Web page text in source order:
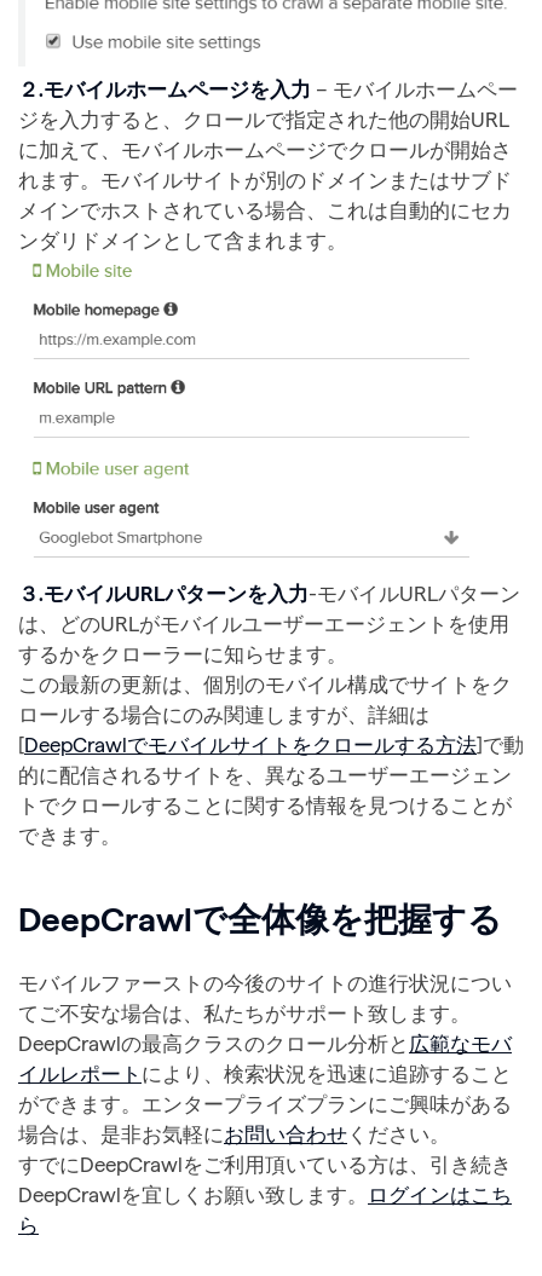
２.モバイルホームページを入力 – モバイルホームペー
ジを入力すると、クロールで指定された他の開始URL
に加えて、モバイルホームページでクロールが開始さ
れます。モバイルサイトが別のドメインまたはサブド
メインでホストされている場合、これは自動的にセカ
ンダリドメインとして含まれます。
３.モバイルURLパターンを入力-モバイルURLパターン
は、どのURLがモバイルユーザーエージェントを使用
するかをクローラーに知らせます。
この最新の更新は、個別のモバイル構成でサイトをク
ロールする場合にのみ関連しますが、詳細は
[DeepCrawlでモバイルサイトをクロールする方法]で動
的に配信されるサイトを、異なるユーザーエージェン
トでクロールすることに関する情報を見つけることが
できます。
DeepCrawlで全体像を把握する
モバイルファーストの今後のサイトの進行状況につい
てご不安な場合は、私たちがサポート致します。
DeepCrawlの最高クラスのクロール分析と 広範なモバ
イルレポート により、検索状況を迅速に追跡すること
ができます。エンタープライズプランにご興味がある
場合は、是非お気軽にお問い合わせ ください。
すでにDeepCrawlをご利用頂いている方は、引き続き
DeepCrawlを宜しくお願い致します。
ログインはこち
ら